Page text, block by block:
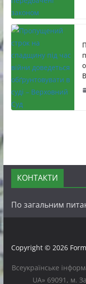
КОНТАКТИ
По загальним
Copyright © 2026
Всеукраїнське
UA» 69091, м.